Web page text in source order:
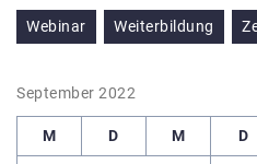
Webinar Weiterbildung
September 2022
M D M D